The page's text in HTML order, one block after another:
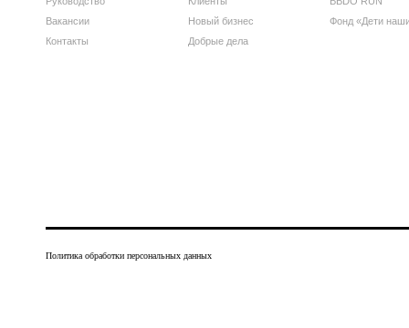
Вакансии
Контакты
Новый бизнес
Добрые дела
Фонд «Дети
Политика обработки персональных данных